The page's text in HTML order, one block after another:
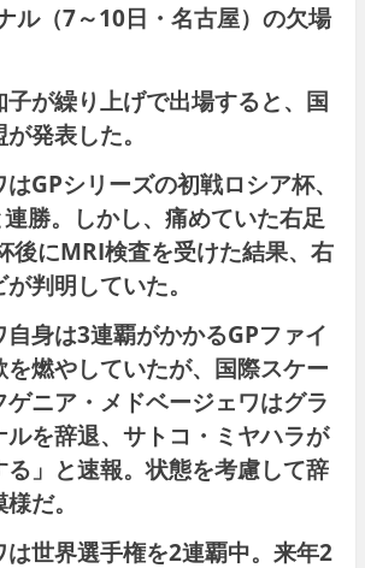
ル（7～10日・名古屋）の欠場
が繰り上げで出場すると、国
発表した。
GPシリーズの初戦ロシア杯、
勝。しかし、痛めていた右足
後にMRI検査を受けた結果、右
判明していた。
自身は3連覇がかかるGPファイ
燃やしていたが、国際スケー
ゲニア・メドベージェワはグラ
ルを辞退、サトコ・ミヤハラが
」と速報。状態を考慮して辞
だ。
は世界選手権を2連覇中。来年2